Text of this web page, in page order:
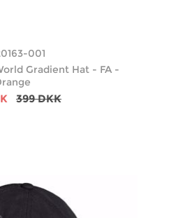
001
Gradient Hat - FA -
399 DKK